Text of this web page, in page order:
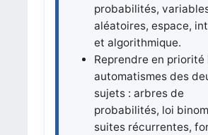
probabilités,
aléatoires, espace,
et algorithmique.
Reprendre en priorité
automatismes des
sujets : arbres de
probabilités, loi
suites récurrentes,